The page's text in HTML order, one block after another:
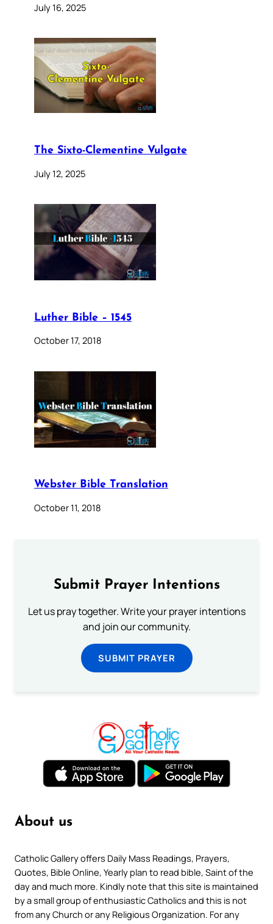
July 16, 2025
The Sixto-Clementine Vulgate
July 12, 2025
Luther Bible – 1545
October 17, 2018
Webster Bible Translation
October 11, 2018
Submit Prayer Intentions
Let us pray together. Write your prayer intentions
and join our community.
SUBMIT PRAYER
About us
Catholic Gallery offers Daily Mass Readings, Prayers,
Quotes, Bible Online, Yearly plan to read bible, Saint of the
day and much more. Kindly note that this site is maintained
by a small group of enthusiastic Catholics and this is not
from any Church or any Religious Organization. For any